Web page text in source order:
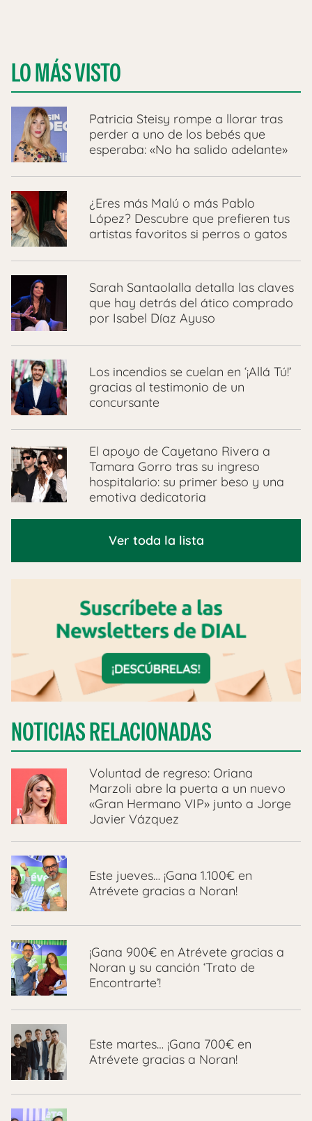
LO MÁS VISTO
Patricia Steisy rompe a llorar tras
perder a uno de los bebés que
esperaba: «No ha salido adelante»
¿Eres más Malú o más Pablo
López? Descubre que prefieren tus
artistas favoritos si perros o gatos
Sarah Santaolalla detalla las claves
que hay detrás del ático comprado
por Isabel Díaz Ayuso
Los incendios se cuelan en ‘¡Allá Tú!’
gracias al testimonio de un
concursante
El apoyo de Cayetano Rivera a
Tamara Gorro tras su ingreso
hospitalario: su primer beso y una
emotiva dedicatoria
Ver toda la lista
NOTICIAS RELACIONADAS
Voluntad de regreso: Oriana
Marzoli abre la puerta a un nuevo
«Gran Hermano VIP» junto a Jorge
Javier Vázquez
Este jueves… ¡Gana 1.100€ en
Atrévete gracias a Noran!
¡Gana 900€ en Atrévete gracias a
Noran y su canción ‘Trato de
Encontrarte’!
Este martes… ¡Gana 700€ en
Atrévete gracias a Noran!